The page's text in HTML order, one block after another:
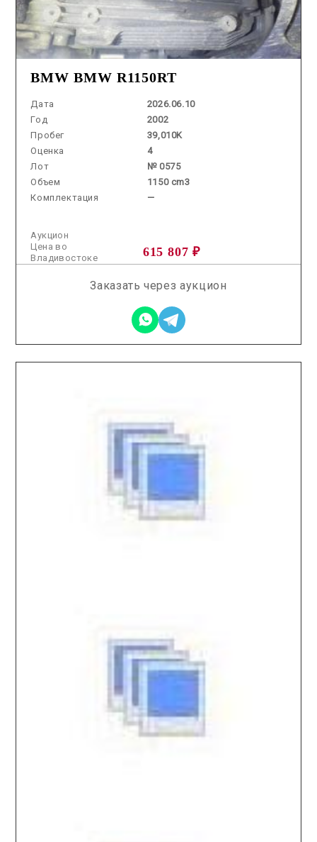
BMW BMW R1150RT
Дата
2026.06.10
Год
2002
Пробег
39,010K
Оценка
4
Лот
№ 0575
Объем
1150 cm3
Комплектация
—
Аукцион
615 807 ₽
Цена во
Владивостоке
Заказать через аукцион